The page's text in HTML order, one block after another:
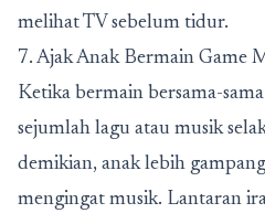
melihat TV sebelum tidur.
7. Ajak Anak Bermain Game
Ketika bermain bersama-
sejumlah lagu atau musik
demikian, anak lebih
mengingat musik. Lantaran